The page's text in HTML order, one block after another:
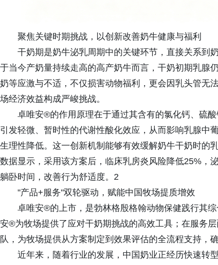
聚焦关键时期挑战，以创新改善奶牛健康与福利
干奶期是奶牛泌乳周期中的关键环节，直接关系到
于当今产奶量持续走高的高产奶牛而言，干奶初期乳腺
奶等应激与不适，不仅损害动物福利，更会因乳头管无
场经济效益构成严峻挑战。
卓唯安®的作用原理在于通过其含有的氯化钙、硫
引发轻微、暂时性的代谢性酸化效应，从而影响乳腺中
生理性降低。这一创新机制能够有效缓解奶牛干奶时的
数据显示，采用该方案后，临床乳房炎风险降低25%，
躺卧时间，改善行为舒适度。2
"产品+服务"双轮驱动，赋能中国牧场提质增效
卓唯安®的上市，是勃林格殷格翰动物保健践行其
安®为牧场提供了应对干奶期挑战的高效工具；在服务
队，为牧场提供从方案制定到效果评估的全流程支持，
近年来，随着行业的发展，中国奶业正经历快速转